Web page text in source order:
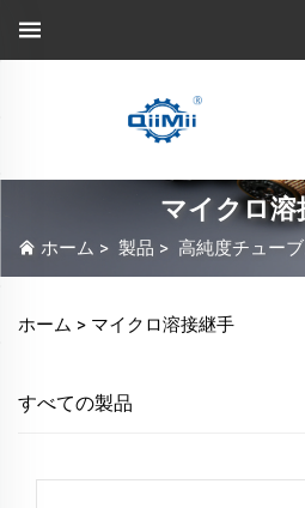
マイクロ溶
ホーム > 製品 > 高純度チュー
ホーム > マイクロ溶接継手
すべての製品